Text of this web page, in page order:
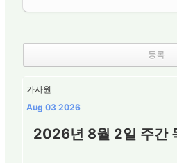
가사원
Aug 03 2026
2026년 8월 2일 주간